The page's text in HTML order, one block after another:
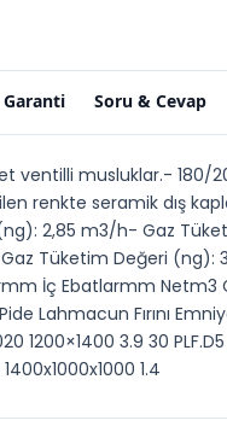
Soru & Cevap
musluklar.- 180/
renkte seramik dış
2,85 m3/h- Gaz
Tüketim Değeri (ng):
İç Ebatlarmm
Lahmacun Fırını
1200×1400 3.9 30
1.4